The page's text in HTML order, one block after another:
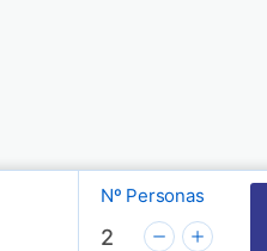
to interact with the
arrow key to interact
Nº Personas
2